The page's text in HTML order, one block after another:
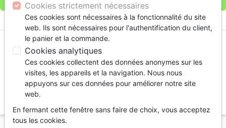
shopping_cart
Cookies strictement nécessaires
Ces cookies sont nécessaires à la fonctionnalité du site
web. Ils sont nécessaires pour l'authentification du client,
le panier et la commande.
Cookies analytiques
Ces cookies collectent des données anonymes sur les
visites, les appareils et la navigation. Nous nous
appuyons sur ces données pour améliorer notre site
web.
En fermant cette fenêtre sans faire de choix, vous acceptez
tous les cookies.